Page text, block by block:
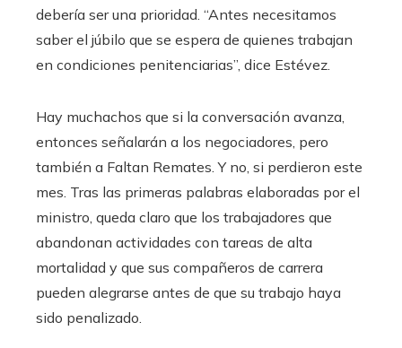
debería ser una prioridad. “Antes necesitamos
saber el júbilo que se espera de quienes trabajan
en condiciones penitenciarias”, dice Estévez.
Hay muchachos que si la conversación avanza,
entonces señalarán a los negociadores, pero
también a Faltan Remates. Y no, si perdieron este
mes. Tras las primeras palabras elaboradas por el
ministro, queda claro que los trabajadores que
abandonan actividades con tareas de alta
mortalidad y que sus compañeros de carrera
pueden alegrarse antes de que su trabajo haya
sido penalizado.